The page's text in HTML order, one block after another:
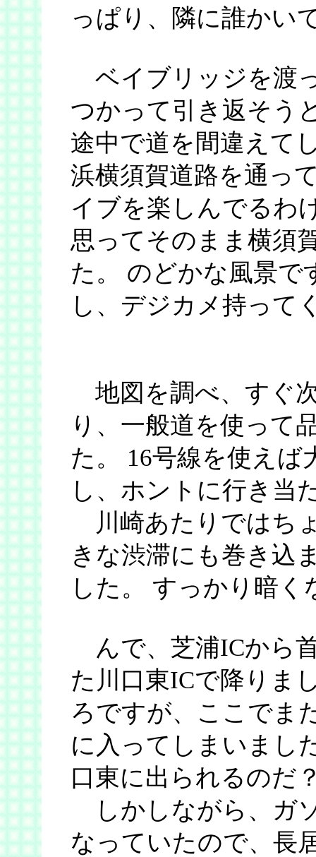
っぱり、隣に誰かい
ベイブリッジを渡
つかって引き返そう
途中で道を間違えて
浜横須賀道路を通っ
イブを楽しんでるわ
思ってそのまま横須
た。 のどかな風景で
し、デジカメ持って
地図を調べ、すぐ
り、一般道を使って
た。 16号線を使えば
し、ホントに行き当
川崎あたりではち
きな渋滞にも巻き込
した。 すっかり暗く
んで、芝浦ICから
た川口東ICで降りま
ろですが、ここでま
に入ってしまいまし
口東に出られるのだ
しかしながら、ガ
なっていたので、長